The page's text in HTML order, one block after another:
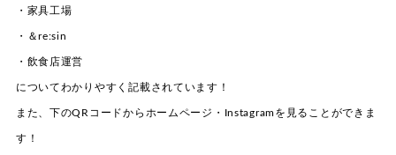
・家具工場
・＆re:sin
・飲食店運営
についてわかりやすく記載されています！
また、下のQRコードからホームページ・Instagramを見ることができま
す！